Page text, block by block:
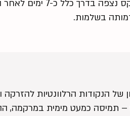
בשלמות.
משה מבצע סימון של הנקודות הרלוונטיות
– תמיסה כמעט מימית במרקמה,